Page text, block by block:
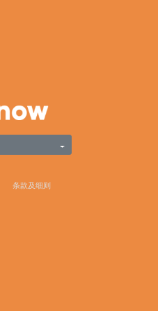
条款及细则